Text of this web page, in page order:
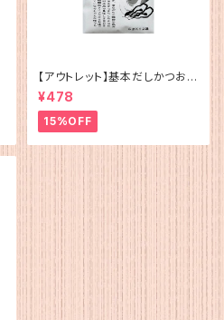
【アウトレット】基本だしかつお
（5g×12）
¥478
15%OFF